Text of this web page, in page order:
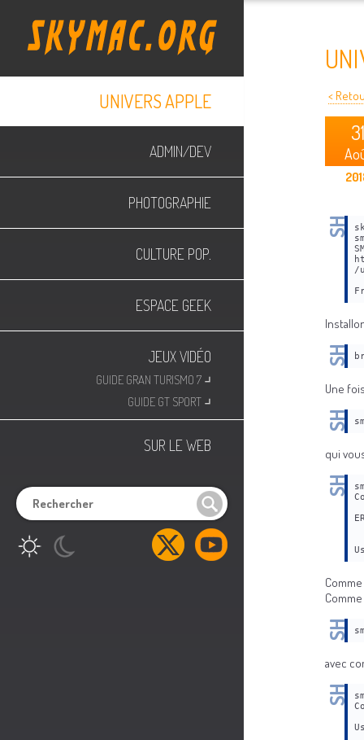
UNIVERS APPLE
ADMIN/DEV
PHOTOGRAPHIE
CULTURE POP.
ESPACE GEEK
JEUX VIDÉO
GUIDE GRAN TURISMO 7 ⌟
GUIDE GT SPORT ⌟
SUR LE WEB
<
31
/
Une
qui
avec